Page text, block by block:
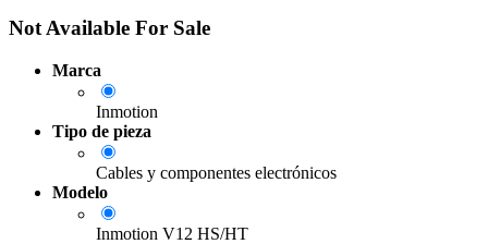
Not Available For Sale
Marca
Inmotion
Tipo de pieza
Cables y componentes electrónicos
Modelo
Inmotion V12 HS/HT